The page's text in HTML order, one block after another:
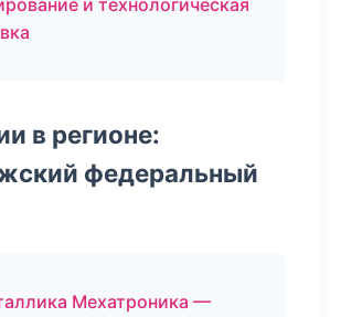
и технологическая
в регионе:
федеральный
Мехатроника —